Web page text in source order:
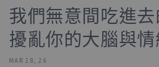
我們無意間吃進
擾亂你的大腦與
MAR 18, 26